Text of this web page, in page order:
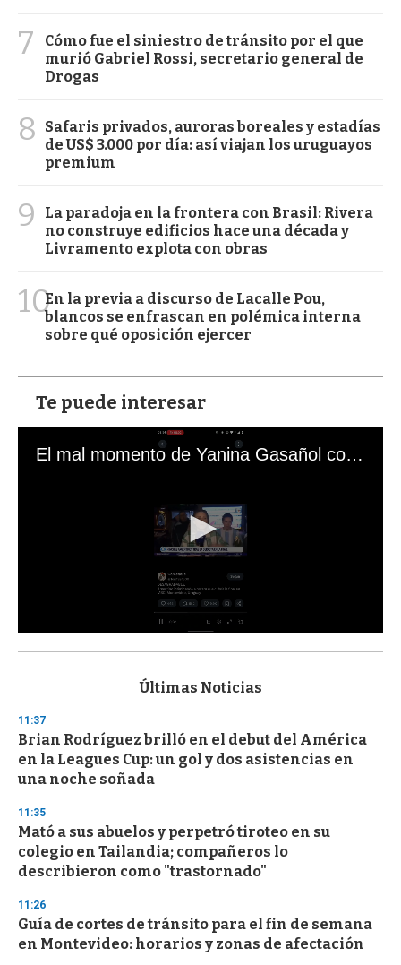
7
Cómo fue el siniestro de tránsito por el que
murió Gabriel Rossi, secretario general de
Drogas
8
Safaris privados, auroras boreales y estadías
de US$ 3.000 por día: así viajan los uruguayos
premium
9
La paradoja en la frontera con Brasil: Rivera
no construye edificios hace una década y
Livramento explota con obras
10En la previa a discurso de Lacalle Pou,
blancos se enfrascan en polémica interna
sobre qué oposición ejercer
Te puede interesar
El mal momento de Yanina Gasañol con un hincha argentino en "Subrayado"
s
d
s
o
f
3
s
e
c
o
n
Últimas Noticias
11:37
Brian Rodríguez brilló en el debut del América
en la Leagues Cup: un gol y dos asistencias en
una noche soñada
11:35
Mató a sus abuelos y perpetró tiroteo en su
colegio en Tailandia; compañeros lo
describieron como "trastornado"
11:26
Guía de cortes de tránsito para el fin de semana
en Montevideo: horarios y zonas de afectación